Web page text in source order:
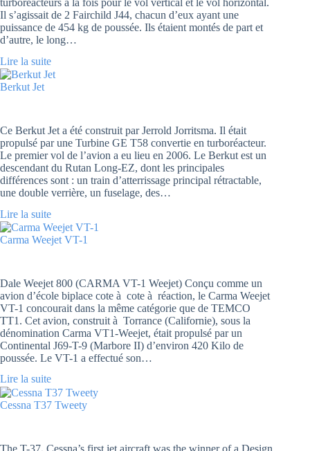
Il s’agissait de 2 Fairchild J44, chacun d’eux ayant une
puissance de 454 kg de poussée. Ils étaient montés de part et
d’autre, le long…
Lire la suite
Berkut Jet
Ce Berkut Jet a été construit par Jerrold Jorritsma. Il était
propulsé par une Turbine GE T58 convertie en turboréacteur.
Le premier vol de l’avion a eu lieu en 2006. Le Berkut est un
descendant du Rutan Long-EZ, dont les principales
différences sont : un train d’atterrissage principal rétractable,
une double verrière, un fuselage, des…
Lire la suite
Carma Weejet VT-1
Dale Weejet 800 (CARMA VT-1 Weejet) Conçu comme un
avion d’école biplace cote à cote à réaction, le Carma Weejet
VT-1 concourait dans la même catégorie que de TEMCO
TT1. Cet avion, construit à Torrance (Californie), sous la
dénomination Carma VT1-Weejet, était propulsé par un
Continental J69-T-9 (Marbore II) d’environ 420 Kilo de
poussée. Le VT-1 a effectué son…
Lire la suite
Cessna T37 Tweety
The T-37, Cessna’s first jet aircraft was the winner of a Design